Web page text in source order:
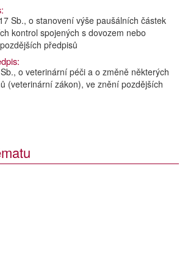
Sb., o stanovení výše paušálních částek
kontrol spojených s dovozem nebo
předpisů
o veterinární péči a o změně některých
(veterinární zákon), ve znění pozdějších